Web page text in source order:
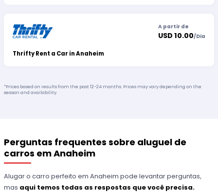
Thrifty Rent a Car in Anaheim
A partir de
USD 10.00/Dia
*Prices based on results from the past 12-24 months. Prices may vary depending on the
season and availability.
Perguntas frequentes sobre aluguel de
carros em Anaheim
Alugar o carro perfeito em Anaheim pode levantar perguntas,
mas aqui temos todas as respostas que você precisa.